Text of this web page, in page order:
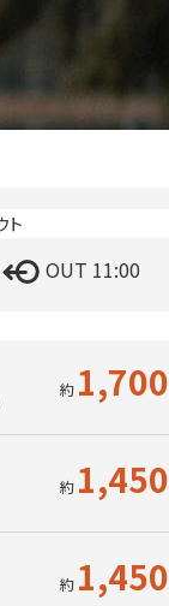
OUT 11:00
1,700
1,450
1,450